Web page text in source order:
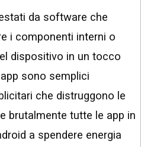
da software che
i componenti interni o
dispositivo in un tocco
sono semplici
che distruggono le
brutalmente tutte le app in
a spendere energia